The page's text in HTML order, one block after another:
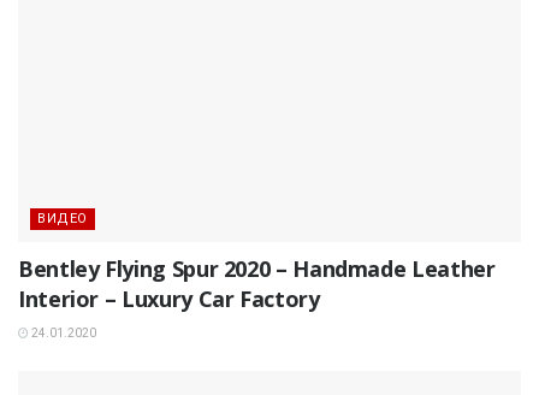
ВИДЕО
Bentley Flying Spur 2020 – Handmade Leather
Interior – Luxury Car Factory
24.01.2020